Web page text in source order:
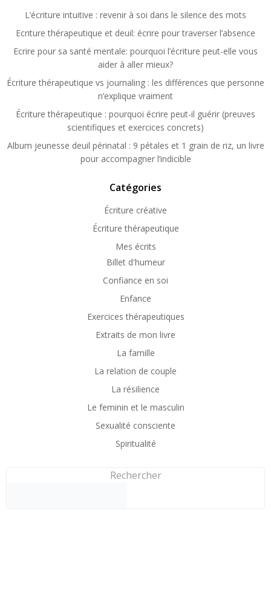
L’écriture intuitive : revenir à soi dans le silence des mots
Ecriture thérapeutique et deuil: écrire pour traverser l’absence
Ecrire pour sa santé mentale: pourquoi l’écriture peut-elle vous
aider à aller mieux?
Écriture thérapeutique vs journaling : les différences que personne
n’explique vraiment
Écriture thérapeutique : pourquoi écrire peut-il guérir (preuves
scientifiques et exercices concrets)
Album jeunesse deuil périnatal : 9 pétales et 1 grain de riz, un livre
pour accompagner l’indicible
Catégories
Écriture créative
Écriture thérapeutique
Mes écrits
Billet d'humeur
Confiance en soi
Enfance
Exercices thérapeutiques
Extraits de mon livre
La famille
La relation de couple
La résilience
Le feminin et le masculin
Sexualité consciente
Spiritualité
Rechercher